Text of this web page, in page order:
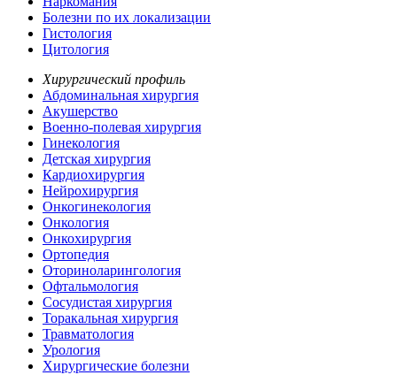
Болезни по их локализации
Гистология
Цитология
Хирургический профиль
Абдоминальная хирургия
Акушерство
Военно-полевая хирургия
Гинекология
Детская хирургия
Кардиохирургия
Нейрохирургия
Онкогинекология
Онкология
Онкохирургия
Ортопедия
Оториноларингология
Офтальмология
Сосудистая хирургия
Торакальная хирургия
Травматология
Урология
Хирургические болезни